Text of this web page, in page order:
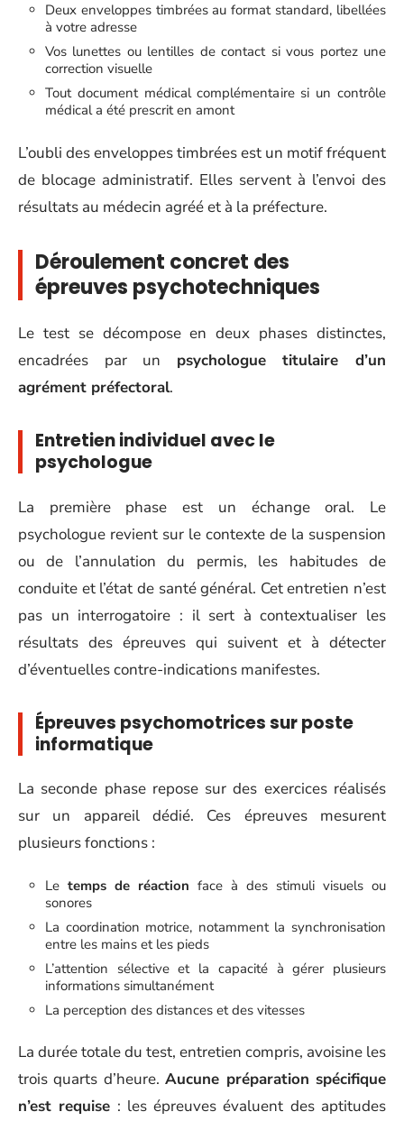
Deux enveloppes timbrées au format standard, libellées
à votre adresse
Vos lunettes ou lentilles de contact si vous portez une
correction visuelle
Tout document médical complémentaire si un contrôle
médical a été prescrit en amont
L’oubli des enveloppes timbrées est un motif fréquent
de blocage administratif. Elles servent à l’envoi des
résultats au médecin agréé et à la préfecture.
Déroulement concret des
épreuves psychotechniques
Le test se décompose en deux phases distinctes,
encadrées par un psychologue titulaire d’un
agrément préfectoral.
Entretien individuel avec le
psychologue
La première phase est un échange oral. Le
psychologue revient sur le contexte de la suspension
ou de l’annulation du permis, les habitudes de
conduite et l’état de santé général. Cet entretien n’est
pas un interrogatoire : il sert à contextualiser les
résultats des épreuves qui suivent et à détecter
d’éventuelles contre-indications manifestes.
Épreuves psychomotrices sur poste
informatique
La seconde phase repose sur des exercices réalisés
sur un appareil dédié. Ces épreuves mesurent
plusieurs fonctions :
Le temps de réaction face à des stimuli visuels ou
sonores
La coordination motrice, notamment la synchronisation
entre les mains et les pieds
L’attention sélective et la capacité à gérer plusieurs
informations simultanément
La perception des distances et des vitesses
La durée totale du test, entretien compris, avoisine les
trois quarts d’heure.Aucune préparation spécifique
n’est requise : les épreuves évaluent des aptitudes